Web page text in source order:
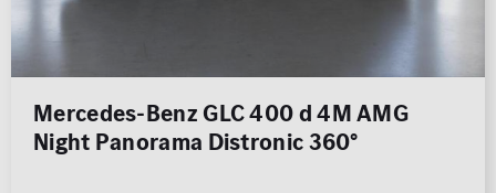
Mercedes-Benz GLC 400 d 4M AMG
Night Panorama Distronic 360°